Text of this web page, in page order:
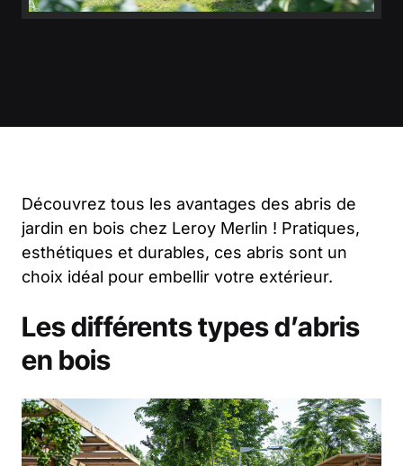
Découvrez tous les avantages des abris de
jardin en bois chez Leroy Merlin ! Pratiques,
esthétiques et durables, ces abris sont un
choix idéal pour embellir votre extérieur.
Les différents types d’abris
en bois